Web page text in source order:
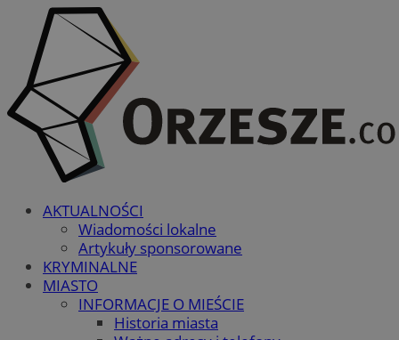
AKTUALNOŚCI
Wiadomości lokalne
Artykuły sponsorowane
KRYMINALNE
MIASTO
INFORMACJE O MIEŚCIE
Historia miasta